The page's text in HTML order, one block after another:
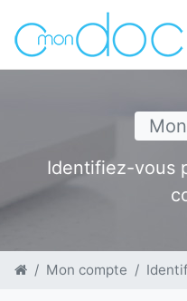
Identifiez-vous
Mon compte